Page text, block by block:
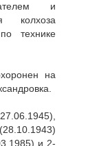
и
колхоза
технике
на
и 2-